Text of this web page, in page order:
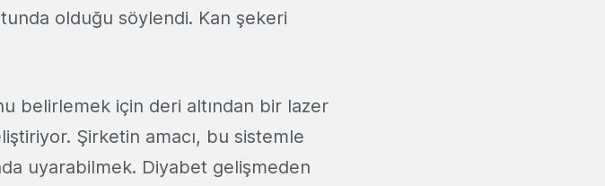
olduğu söylendi. Kan şekeri
belirlemek için deri altından bir lazer
Şirketin amacı, bu sistemle
uyarabilmek. Diyabet gelişmeden